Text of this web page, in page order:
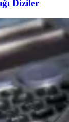
Diziler